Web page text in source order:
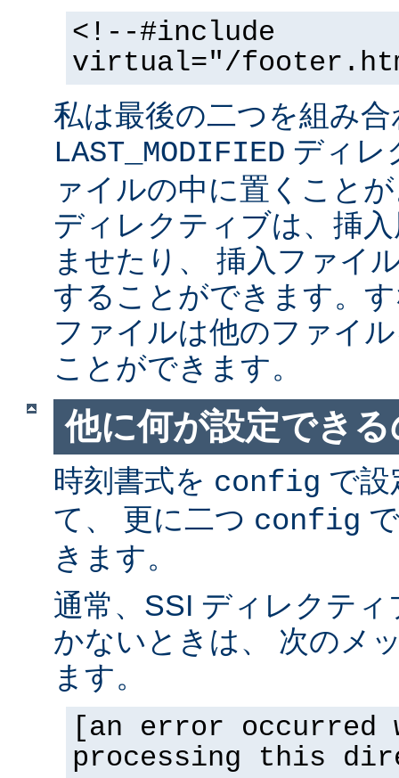
<!--#include
virtual="/
私は最後の二つを組み
LAST_MODIFIED ディレ
ァイルの中に置くこと
ディレクティブは、挿
ませたり、 挿入ファイ
することができます。
ファイルは他のファイ
ことができます。
他に何が設定でき
時刻書式を config で設
て、 更に二つ config
きます。
通常、SSI ディレクテ
かないときは、 次のメ
ます。
[an error occurred
processing this